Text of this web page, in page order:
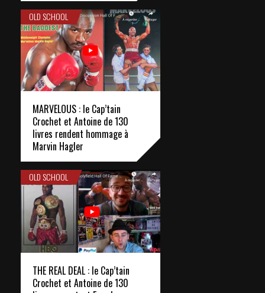
OLD SCHOOL
MARVELOUS : le Cap’tain
Crochet et Antoine de 130
livres rendent hommage à
Marvin Hagler
OLD SCHOOL
THE REAL DEAL : le Cap’tain
Crochet et Antoine de 130